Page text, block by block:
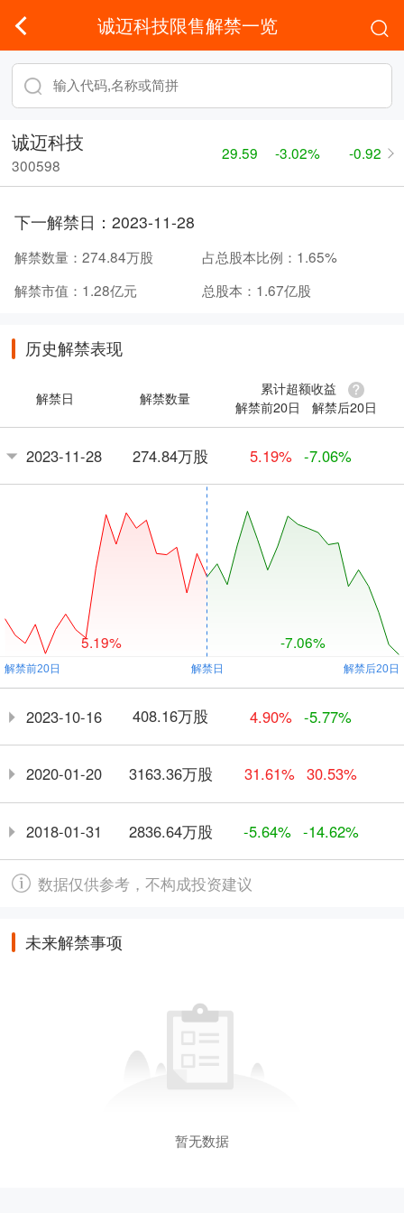
诚迈科技限售解禁一览
诚迈科技
300598
29.59 -3.02% -0.92
下一解禁日： 2023-11-28
解禁数量： 274.84万股 占总股本比例： 1.65%
解禁市值： 1.28亿元 总股本： 1.67亿股
历史解禁表现
解禁日 解禁数量
累计超额收益
解禁前20日
解禁后20日
2023-11-28 274.84万股 5.19% -7.06%
5.19% -7.06%
2023-10-16 408.16万股 4.90% -5.77%
2020-01-20 3163.36万股 31.61% 30.53%
2018-01-31 2836.64万股 -5.64% -14.62%
数据仅供参考，不构成投资建议
未来解禁事项
暂无数据